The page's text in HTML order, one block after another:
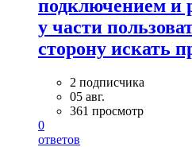
подключением и
у части
сторону искать
2 подписчика
05 авг.
361 просмотр
0
ответов